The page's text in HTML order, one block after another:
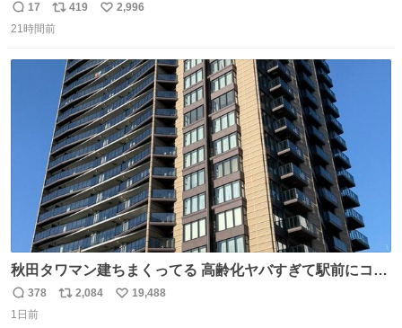
った
返
信
17
リ
ポ
ト
数
419
い
数
2,996
21時間前
秋田タワマン建ちまくってる 高齢化ヤバすぎて駅前にコン
パクトシティつくって高齢者を住ませる考えらしい 病院も
全部駅前にある
返
信
378
リ
2,084
い
19,488
1日前